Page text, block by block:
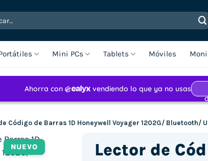
Mini PCs Tablets Móviles
Código de Barras 1D Honeywell Voyager 1202G/ Bluetooth/
NUEVO
Lector de